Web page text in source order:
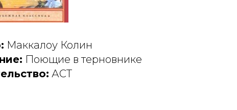
Маккалоу Колин
Поющие в терновнике
АСТ